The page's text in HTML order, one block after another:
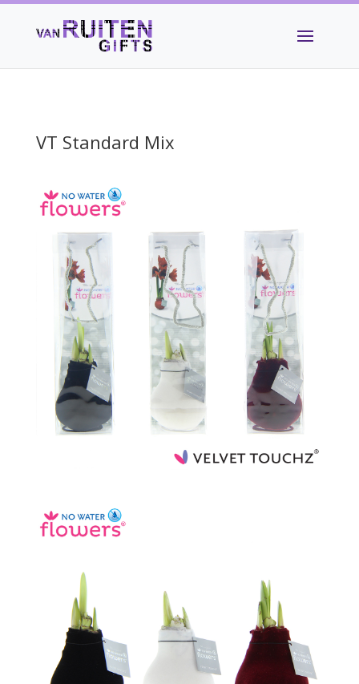
VT Standard Mix